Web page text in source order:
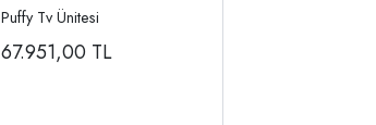
Puffy Tv Ünitesi
67.951,00 TL